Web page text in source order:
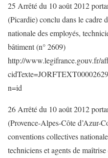
25 Arrêté du 10 août 2012
(Picardie) conclu dans le cadre
nationale des employés,
bâtiment (n° 2609)
http://www.legifrance.gouv.fr/
n=id
26 Arrêté du 10 août 2012
(Provence-Alpes-Côte d’Azur-
conventions collectives
techniciens et agents de